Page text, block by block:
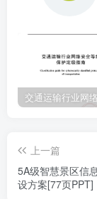
上一篇
5A级智慧景区信
设方案[77页PPT]